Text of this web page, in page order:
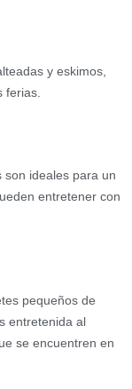
y eskimos,
ferias.
son ideales para un
entretener con
pequeños de
entretenida al
se encuentren en